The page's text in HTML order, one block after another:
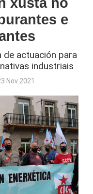
e
de actuación para
industriais
Nov 2021